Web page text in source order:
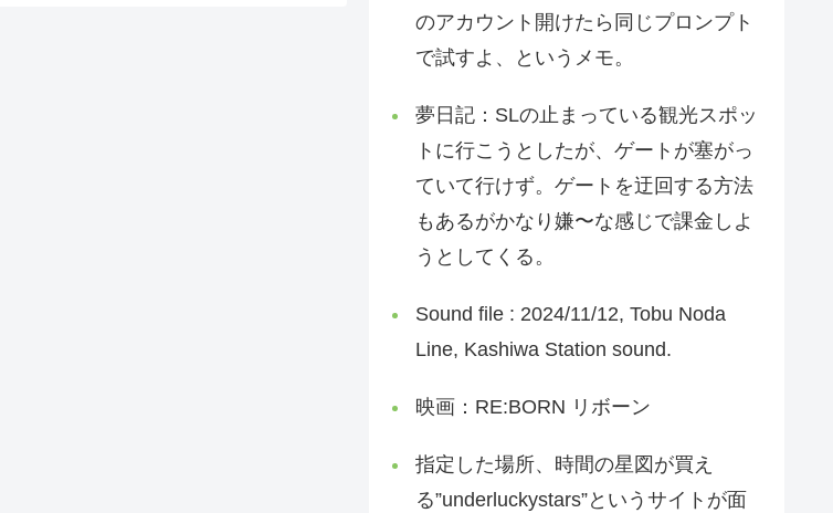
のアカウント開けたら同じプロンプト
で試すよ、というメモ。
夢日記：SLの止まっている観光スポッ
トに行こうとしたが、ゲートが塞がっ
ていて行けず。ゲートを迂回する方法
もあるがかなり嫌〜な感じで課金しよ
うとしてくる。
Sound file : 2024/11/12, Tobu Noda
Line, Kashiwa Station sound.
映画：RE:BORN リボーン
指定した場所、時間の星図が買え
る”underluckystars”というサイトが面